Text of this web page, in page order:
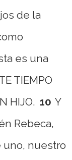
de la
es una
TIEMPO
HIJO. 10 Y
Rebeca,
nuestro